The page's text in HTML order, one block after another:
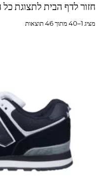
חזור לדף הבית לתצוגת כל
מציג 1–40 מתוך 46 תוצאות